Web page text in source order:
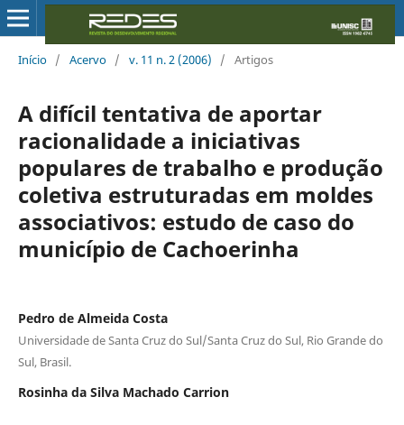
Início / Acervo / v. 11 n. 2 (2006) / Artigos
A difícil tentativa de aportar
racionalidade a iniciativas
populares de trabalho e produção
coletiva estruturadas em moldes
associativos: estudo de caso do
município de Cachoerinha
Pedro de Almeida Costa
Universidade de Santa Cruz do Sul/Santa Cruz do Sul, Rio Grande do
Sul, Brasil.
Rosinha da Silva Machado Carrion